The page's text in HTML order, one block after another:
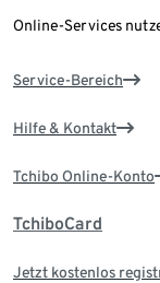
Online-Services
Service-Bereich
Hilfe & Kontakt
Tchibo Online-Konto
TchiboCard
Jetzt kostenlos